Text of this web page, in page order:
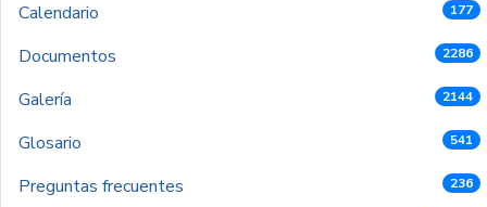
Calendario
177
Documentos 2286
Galería 2144
Glosario 541
Preguntas frecuentes 236